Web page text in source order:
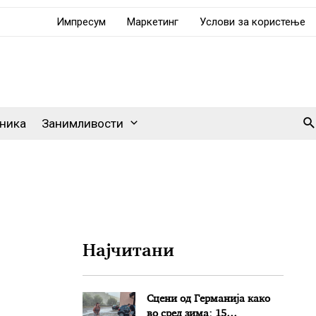
Импресум Маркетинг Услови за користење
Занимливости
Најчитани
Сцени од Германија како
во сред зима: 15